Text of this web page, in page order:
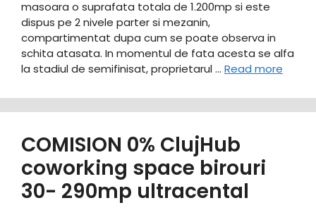
masoara o suprafata totala de 1.200mp si este
dispus pe 2 nivele parter si mezanin,
compartimentat dupa cum se poate observa in
schita atasata. In momentul de fata acesta se alfa
la stadiul de semifinisat, proprietarul … Read more
COMISION 0% ClujHub
coworking space birouri
30- 290mp ultracental